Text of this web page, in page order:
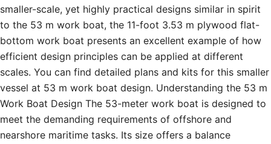
smaller-scale, yet highly practical designs similar in spirit
to the 53 m work boat, the 11-foot 3.53 m plywood flat-
bottom work boat presents an excellent example of how
efficient design principles can be applied at different
scales. You can find detailed plans and kits for this smaller
vessel at 53 m work boat design. Understanding the 53 m
Work Boat Design The 53-meter work boat is designed to
meet the demanding requirements of offshore and
nearshore maritime tasks. Its size offers a balance